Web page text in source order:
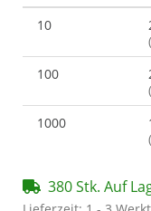
10
100
1000
380 Stk. Auf